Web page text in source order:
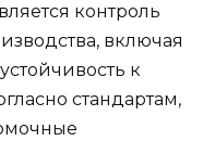
контроль
включая
к
стандартам,